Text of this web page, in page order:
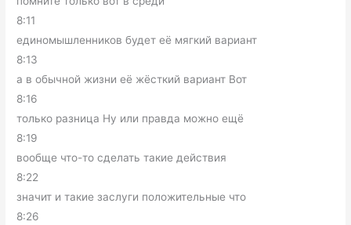
8:11
единомышленников будет её мягкий вариант
8:13
а в обычной жизни её жёсткий вариант Вот
8:16
только разница Ну или правда можно ещё
8:19
вообще что-то сделать такие действия
8:22
значит и такие заслуги положительные что
8:26